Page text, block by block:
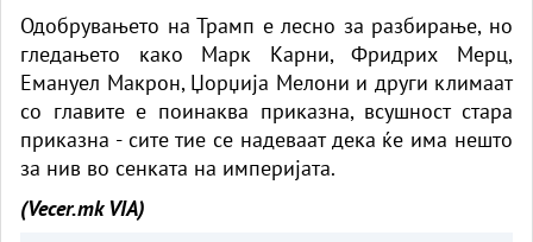
Одобрувањето на Трамп е лесно за разбирање, но
гледањето како Марк Карни, Фридрих Мерц,
Емануел Макрон, Џорџија Мелони и други климаат
со главите е поинаква приказна, всушност стара
приказна - сите тие се надеваат дека ќе има нешто
за нив во сенката на империјата.
(Vecer.mkVIA)